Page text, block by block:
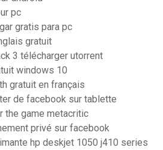
pc
gratis para pc
gratuit
3 télécharger utorrent
windows 10
gratuit en français
de facebook sur tablette
the game metacritic
privé sur facebook
hp deskjet 1050 j410 series